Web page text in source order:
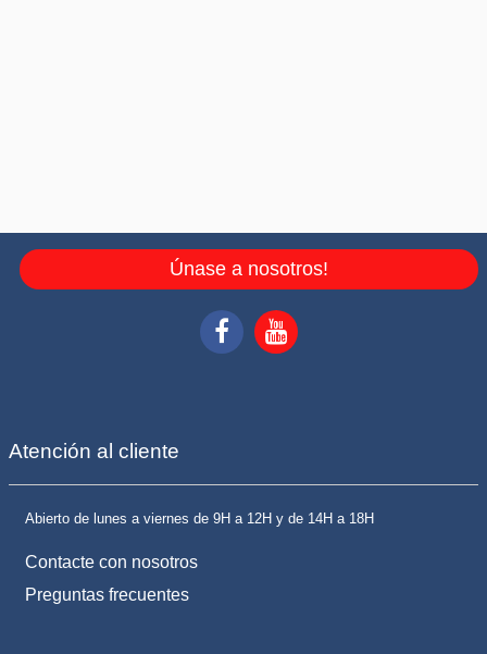
Únase a nosotros!
Atención al cliente
Abierto de lunes a viernes de 9H a 12H y de 14H a 18H
Contacte con nosotros
Preguntas frecuentes